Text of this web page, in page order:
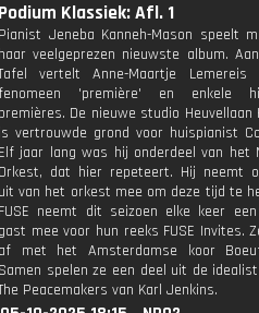
Podium Klassiek: Afl. 1
Pianist Jeneba Kanneh-Mason speelt
haar veelgeprezen nieuwste album.
vertelt Anne-Maartje
fenomeen 'première' en enkele
premières. De nieuwe studio Heuvellaan
is vertrouwde grond voor huispianist
Elf jaar lang was hij onderdeel van het
Orkest, dat hier repeteert. Hij neemt
uit van het orkest mee om deze tijd te
FUSE neemt dit seizoen elke keer
gast mee voor hun reeks FUSE Invites.
af met het Amsterdamse koor
Samen spelen ze een deel uit de
Peacemakers van Karl Jenkins.